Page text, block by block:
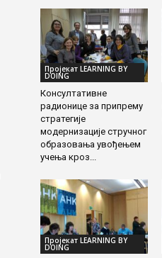
Пројекат LEARNING BY
DOING
Консултативне
радионице за припрему
стратегије
модернизације стручног
образовања увођењем
учења кроз...
Пројекат LEARNING BY
DOING